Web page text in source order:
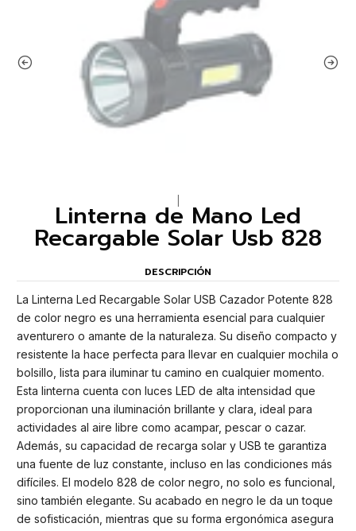
Linterna de Mano Led
Recargable Solar Usb 828
DESCRIPCIÓN
La Linterna Led Recargable Solar USB Cazador Potente 828
de color negro es una herramienta esencial para cualquier
aventurero o amante de la naturaleza. Su diseño compacto y
resistente la hace perfecta para llevar en cualquier mochila o
bolsillo, lista para iluminar tu camino en cualquier momento.
Esta linterna cuenta con luces LED de alta intensidad que
proporcionan una iluminación brillante y clara, ideal para
actividades al aire libre como acampar, pescar o cazar.
Además, su capacidad de recarga solar y USB te garantiza
una fuente de luz constante, incluso en las condiciones más
difíciles. El modelo 828 de color negro, no solo es funcional,
sino también elegante. Su acabado en negro le da un toque
de sofisticación, mientras que su forma ergonómica asegura